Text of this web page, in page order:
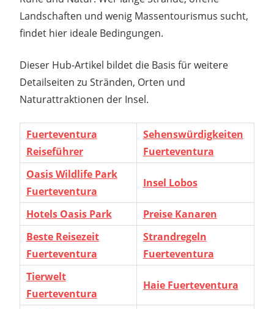
Landschaften und wenig Massentourismus sucht,
findet hier ideale Bedingungen.
Dieser Hub-Artikel bildet die Basis für weitere
Detailseiten zu Stränden, Orten und
Naturattraktionen der Insel.
Fuerteventura
Reiseführer
Sehenswürdigkeiten
Fuerteventura
Oasis Wildlife Park
Fuerteventura
Insel Lobos
Hotels Oasis Park
Preise Kanaren
Beste Reisezeit
Fuerteventura
Strandregeln
Fuerteventura
Tierwelt
Fuerteventura
Haie Fuerteventura